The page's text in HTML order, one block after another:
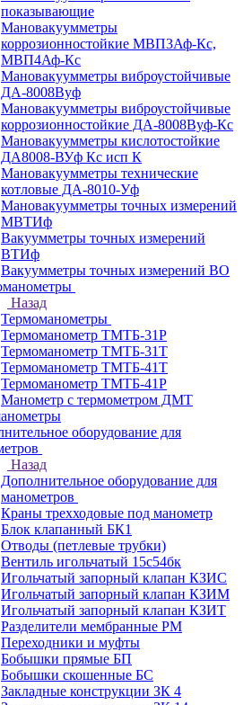
показывающие
Мановакуумметры
коррозионностойкие МВП3Аф-Кс,
МВП4Аф-Кс
Мановакуумметры виброустойчивые
ДА-8008Вуф
Мановакуумметры виброустойчивые
коррозионностойкие ДА-8008Вуф-Кс
Мановакуумметры кислотостойкие
ДА8008-ВУф Кс исп К
Мановакуумметры технические
котловые ДА-8010-Уф
Мановакуумметры точных измерений
МВТИф
Вакуумметры точных измерений
ВТИф
Вакуумметры точных измерений ВО
Назад
Термоманометры
Термоманометр ТМТБ-31Р
Термоманометр ТМТБ-31Т
Термоманометр ТМТБ-41Т
Термоманометр ТМТБ-41Р
Манометр с термометром ДМТ
оборудование для
Назад
Дополнительное оборудование для
манометров
Краны трехходовые под манометр
Блок клапанный БК1
Отводы (петлевые трубки)
Вентиль игольчатый 15с54бк
Игольчатый запорный клапан КЗИС
Игольчатый запорный клапан КЗИМ
Игольчатый запорный клапан КЗИТ
Разделители мембранные РМ
Переходники и муфты
Бобышки прямые БП
Бобышки скошенные БС
Закладные конструкции ЗК 4